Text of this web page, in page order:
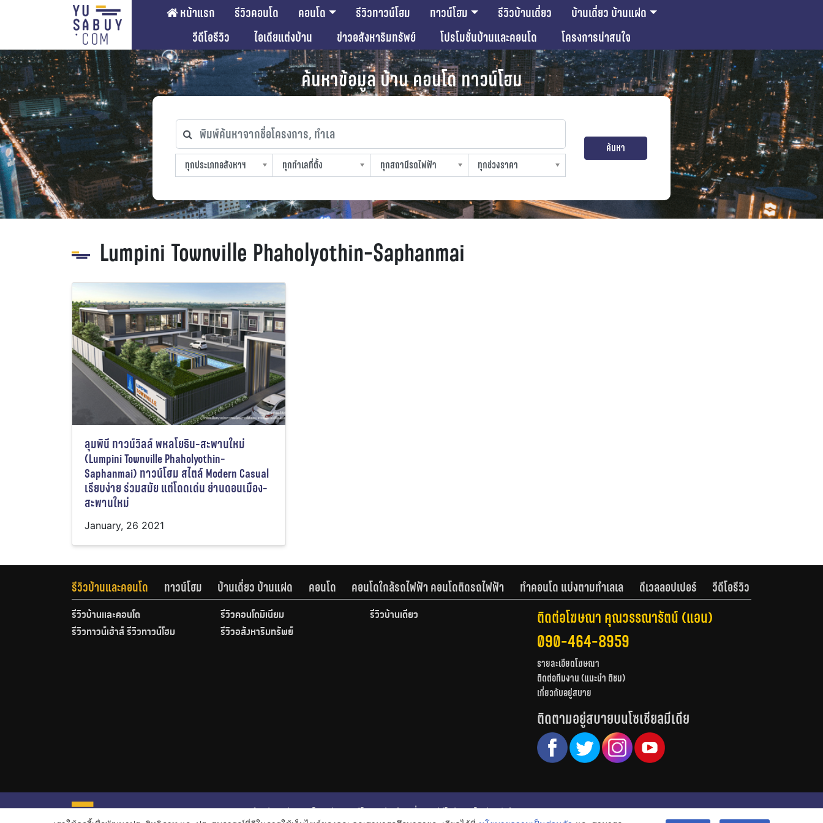
หน้าแรก รีวิวคอนโด คอนโด รีวิวทาวน์โฮม ทาวน์โฮม รีวิวบ้านเดี่ยว
บ้านเดี่ยว บ้านแฝด
วีดีโอรีวิว
ไอเดียแต่งบ้าน ข่าวอสังหาริมทรัพย์ โปรโมชั่นบ้านและคอนโด โครงการน่าสนใจ
ค้นหาข้อมูล บ้าน คอนโด ทาวน์โฮม
พิมพ์ค้นหาจากชื่อโครงการ, ทำเล
ทุกประเภทอสังหาฯ
ทุกประเภทอสังหาฯ
ทุกทำเลที่ตั้ง
ทุกทำเลที่ตั้ง
ทุกสถานีรถไฟฟ้า
ทุกสถานีรถไฟฟ้า
ทุกช่วงราคา
ทุกช่วงราคา
ค้นหา
Lumpini Townville Phaholyothin-Saphanmai
ลุมพินี ทาวน์วิลล์ พหลโยธิน-สะพานใหม่
(Lumpini Townville Phaholyothin-
Saphanmai) ทาวน์โฮม สไตล์ Modern Casual
เรียบง่าย ร่วมสมัย แต่โดดเด่น ย่านดอนเมือง-
สะพานใหม่
January, 26 2021
รีวิวบ้านและคอนโด ทาวน์โฮม บ้านเดี่ยว บ้านแฝด คอนโด คอนโดใกล้รถไฟฟ้า คอนโดติดรถไฟฟ้า ทำคอนโด แบ่งตามทำเลเล ดีเวลลอปเปอร์ วีดีโอรีวิว
รีวิวบ้านและคอนโด รีวิวคอนโดมิเนียม
รีวิวบ้านเดี่ยว
รีวิวทาวน์เฮ้าส์ รีวิวทาวน์โฮม
รีวิวอสังหาริมทรัพย์
ติดต่อโฆษณา คุณวรรณารัตน์ (แอน)
090-464-8959
รายละเอียดโฆษณา
ติดต่อทีมงาน (แนะนำ ติชม)
เกี่ยวกับอยู่สบาย
ติดตามอยู่สบายบนโซเชียลมีเดีย
หน้าหลัก รีวิวคอนโด รีวิวทาวน์โฮม รีวิวบ้านเดี่ยว วีดีโอรีวิว ไอเดียแต่งบ้าน